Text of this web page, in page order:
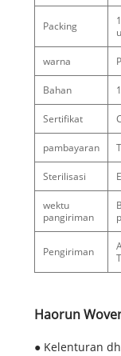
Packing
warna
Bahan
Sertifikat
pambayaran
Sterilisasi
wektu
pangiriman
Pengiriman
Haorun
● Kelenturan